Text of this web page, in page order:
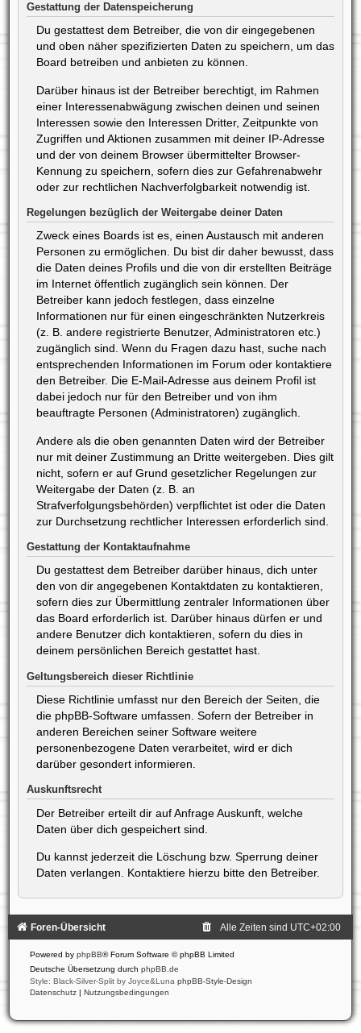
Gestattung der Datenspeicherung
Du gestattest dem Betreiber, die von dir eingegebenen
und oben näher spezifizierten Daten zu speichern, um das
Board betreiben und anbieten zu können.
Darüber hinaus ist der Betreiber berechtigt, im Rahmen
einer Interessenabwägung zwischen deinen und seinen
Interessen sowie den Interessen Dritter, Zeitpunkte von
Zugriffen und Aktionen zusammen mit deiner IP-Adresse
und der von deinem Browser übermittelter Browser-
Kennung zu speichern, sofern dies zur Gefahrenabwehr
oder zur rechtlichen Nachverfolgbarkeit notwendig ist.
Regelungen bezüglich der Weitergabe deiner Daten
Zweck eines Boards ist es, einen Austausch mit anderen
Personen zu ermöglichen. Du bist dir daher bewusst, dass
die Daten deines Profils und die von dir erstellten Beiträge
im Internet öffentlich zugänglich sein können. Der
Betreiber kann jedoch festlegen, dass einzelne
Informationen nur für einen eingeschränkten Nutzerkreis
(z. B. andere registrierte Benutzer, Administratoren etc.)
zugänglich sind. Wenn du Fragen dazu hast, suche nach
entsprechenden Informationen im Forum oder kontaktiere
den Betreiber. Die E-Mail-Adresse aus deinem Profil ist
dabei jedoch nur für den Betreiber und von ihm
beauftragte Personen (Administratoren) zugänglich.
Andere als die oben genannten Daten wird der Betreiber
nur mit deiner Zustimmung an Dritte weitergeben. Dies gilt
nicht, sofern er auf Grund gesetzlicher Regelungen zur
Weitergabe der Daten (z. B. an
Strafverfolgungsbehörden) verpflichtet ist oder die Daten
zur Durchsetzung rechtlicher Interessen erforderlich sind.
Gestattung der Kontaktaufnahme
Du gestattest dem Betreiber darüber hinaus, dich unter
den von dir angegebenen Kontaktdaten zu kontaktieren,
sofern dies zur Übermittlung zentraler Informationen über
das Board erforderlich ist. Darüber hinaus dürfen er und
andere Benutzer dich kontaktieren, sofern du dies in
deinem persönlichen Bereich gestattet hast.
Geltungsbereich dieser Richtlinie
Diese Richtlinie umfasst nur den Bereich der Seiten, die
die phpBB-Software umfassen. Sofern der Betreiber in
anderen Bereichen seiner Software weitere
personenbezogene Daten verarbeitet, wird er dich
darüber gesondert informieren.
Auskunftsrecht
Der Betreiber erteilt dir auf Anfrage Auskunft, welche
Daten über dich gespeichert sind.
Du kannst jederzeit die Löschung bzw. Sperrung deiner
Daten verlangen. Kontaktiere hierzu bitte den Betreiber.
Foren-Übersicht Alle Zeiten sind UTC+02:00
Powered by phpBB® Forum Software © phpBB Limited
Deutsche Übersetzung durch phpBB.de
Style: Black-Silver-Split by Joyce&Luna phpBB-Style-Design
Datenschutz | Nutzungsbedingungen